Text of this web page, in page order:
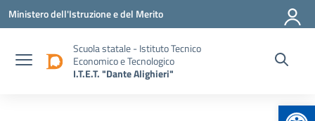
Vai ai contenuti
Vai al menu di navigazione
Vai al footer
Ministero dell'Istruzione e del Merito
Scuola statale - Istituto Tecnico
Economico e Tecnologico
I.T.E.T. "Dante Alighieri"